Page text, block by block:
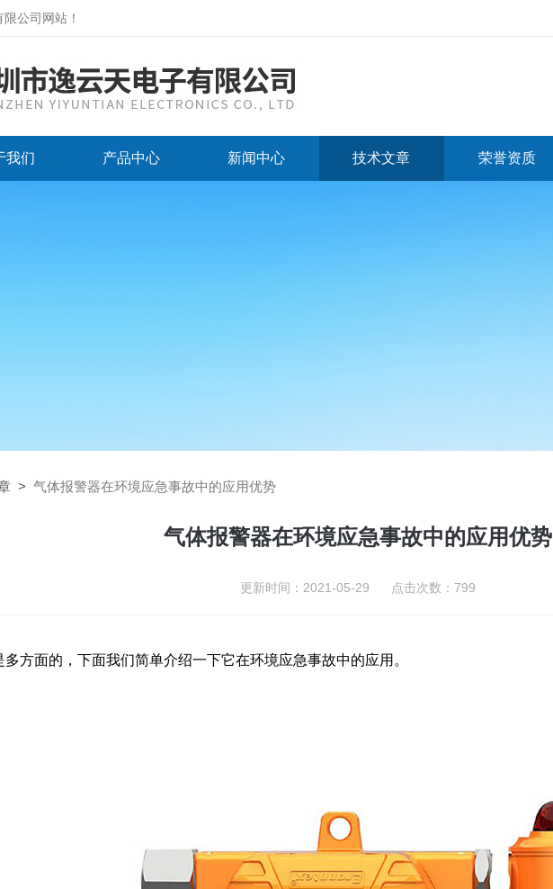
限公司网站 ！
我们 产品中心 新闻中心 技术文章 荣誉资质
> 气体报警器在环境应急事故中的应用优势
气体报警器在环境应急事故中的应用优势
更新时间：2021-05-29 点击次数：799
面的，下面我们简单介绍一下它在环境应急事故中的应用。